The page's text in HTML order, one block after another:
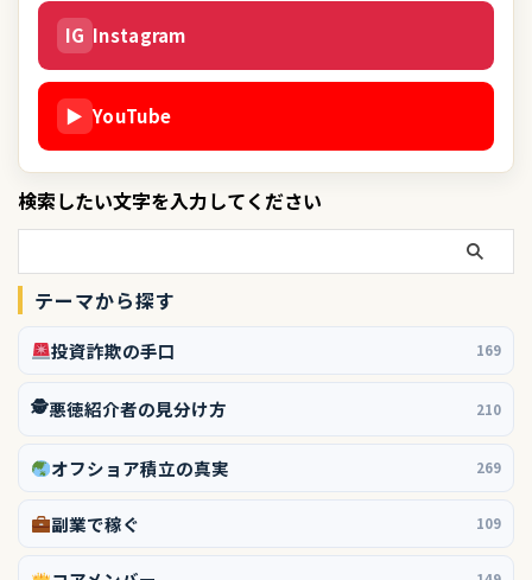
IG Instagram
▶ YouTube
検索したい文字を入力してください
テーマから探す
投資詐欺の手口 169
🕵️悪徳紹介者の見分け方 210
オフショア積立の真実 269
副業で稼ぐ 109